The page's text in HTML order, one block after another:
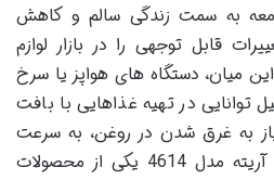
به سمت زندگی سالم و کاهش
قابل توجهی را در بازار لوازم
میان، دستگاه های هواپز یا سرخ
در تهیه غذاهایی با بافت
به غرق شدن در روغن، به سرعت
محبوبیت یافته اند. هوا پز آریته مدل 4614 یکی از محصولات